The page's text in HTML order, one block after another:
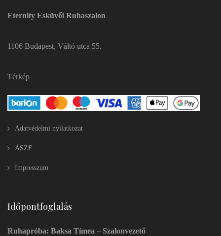
Eternity Esküvői Ruhaszalon
1106 Budapest, Váltó utca 55.
Térkép
Adatvédelmi nyilatkozat
ÁSZF
Impresszum
Időpontfoglalás
Ruhapróba: Baksa Tímea – Szalonvezető